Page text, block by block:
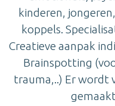
kinderen,
koppels.
Creatieve aanpak
Brainspotting
trauma,..) Er wordt